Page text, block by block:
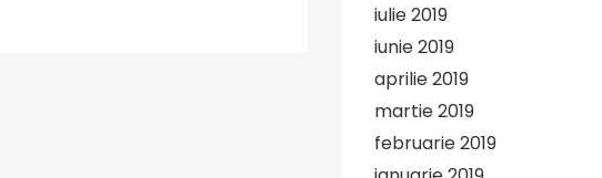
iulie 2019
iunie 2019
aprilie 2019
martie 2019
februarie 2019